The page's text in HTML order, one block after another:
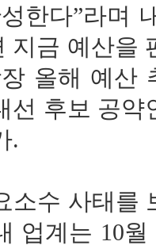
한다”라며
지금 예산을
올해 예산
선 후보 공
.
소수 사태를
업계는 10